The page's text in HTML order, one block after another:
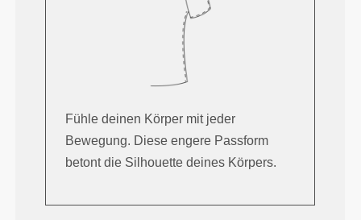
Fühle deinen Körper mit jeder
Bewegung. Diese engere Passform
betont die Silhouette deines Körpers.